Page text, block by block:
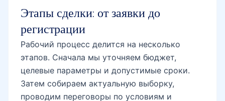
Этапы сделки: от заявки до
регистрации
Рабочий процесс делится на несколько
этапов. Сначала мы уточняем бюджет,
целевые параметры и допустимые сроки.
Затем собираем актуальную выборку,
проводим переговоры по условиям и